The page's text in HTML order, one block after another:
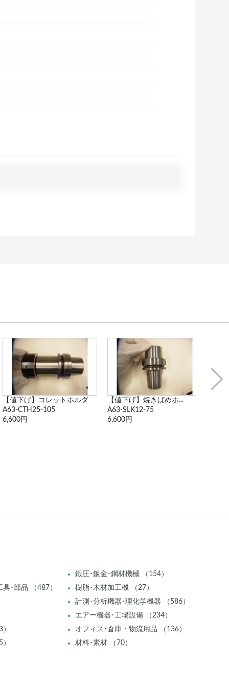
【値下げ】焼きばめホ...
A63-SLK12-75
6,600円
【再値下げ】データワ...
A 63-DTA7-105
11,000円
鍛圧･鈑金･鋼材機械 （154）
･部品 （487）
樹脂･木材加工機 （27）
計測･分析機器･理化学機器 （586）
エアー機器･工場設備 （234）
オフィス･倉庫・物流用品 （136）
材料･素材 （70）